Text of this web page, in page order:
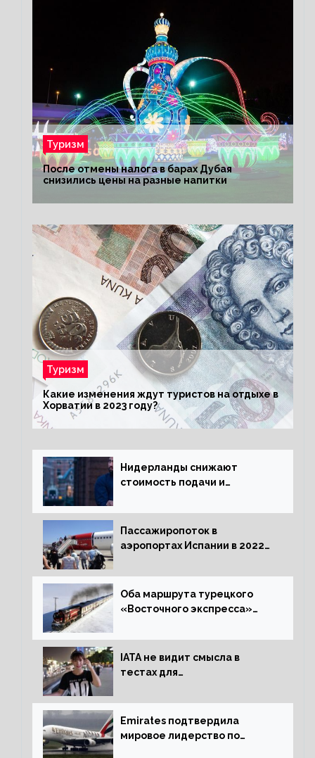
Туризм
После отмены налога в барах Дубая
снизились цены на разные напитки
Туризм
Какие изменения ждут туристов на отдыхе в
Хорватии в 2023 году?
Нидерланды снижают
стоимость подачи и
жительство
Пассажиропоток в
аэропортах Испании в 2022
процентов
Оба маршрута турецкого
«Восточного экспресса»
IATA не видит смысла в
тестах для
Emirates подтвердила
мировое лидерство по